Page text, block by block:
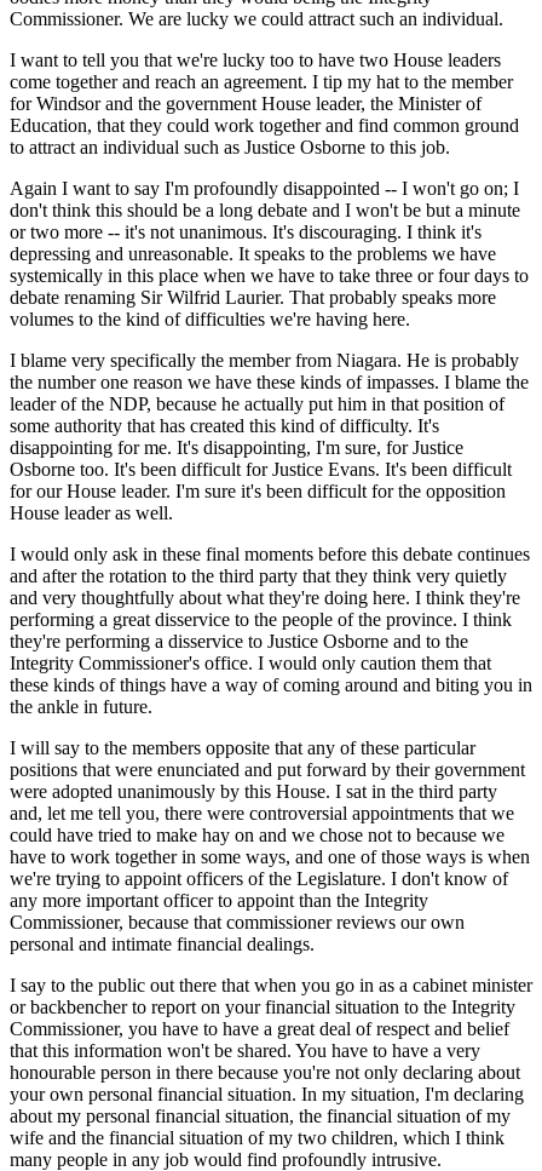
Commissioner. We are lucky we could attract such an individual.
I want to tell you that we're lucky too to have two House leaders
come together and reach an agreement. I tip my hat to the member
for Windsor and the government House leader, the Minister of
Education, that they could work together and find common ground
to attract an individual such as Justice Osborne to this job.
Again I want to say I'm profoundly disappointed -- I won't go on; I
don't think this should be a long debate and I won't be but a minute
or two more -- it's not unanimous. It's discouraging. I think it's
depressing and unreasonable. It speaks to the problems we have
systemically in this place when we have to take three or four days to
debate renaming Sir Wilfrid Laurier. That probably speaks more
volumes to the kind of difficulties we're having here.
I blame very specifically the member from Niagara. He is probably
the number one reason we have these kinds of impasses. I blame the
leader of the NDP, because he actually put him in that position of
some authority that has created this kind of difficulty. It's
disappointing for me. It's disappointing, I'm sure, for Justice
Osborne too. It's been difficult for Justice Evans. It's been difficult
for our House leader. I'm sure it's been difficult for the opposition
House leader as well.
I would only ask in these final moments before this debate continues
and after the rotation to the third party that they think very quietly
and very thoughtfully about what they're doing here. I think they're
performing a great disservice to the people of the province. I think
they're performing a disservice to Justice Osborne and to the
Integrity Commissioner's office. I would only caution them that
these kinds of things have a way of coming around and biting you in
the ankle in future.
I will say to the members opposite that any of these particular
positions that were enunciated and put forward by their government
were adopted unanimously by this House. I sat in the third party
and, let me tell you, there were controversial appointments that we
could have tried to make hay on and we chose not to because we
have to work together in some ways, and one of those ways is when
we're trying to appoint officers of the Legislature. I don't know of
any more important officer to appoint than the Integrity
Commissioner, because that commissioner reviews our own
personal and intimate financial dealings.
I say to the public out there that when you go in as a cabinet minister
or backbencher to report on your financial situation to the Integrity
Commissioner, you have to have a great deal of respect and belief
that this information won't be shared. You have to have a very
honourable person in there because you're not only declaring about
your own personal financial situation. In my situation, I'm declaring
about my personal financial situation, the financial situation of my
wife and the financial situation of my two children, which I think
many people in any job would find profoundly intrusive.